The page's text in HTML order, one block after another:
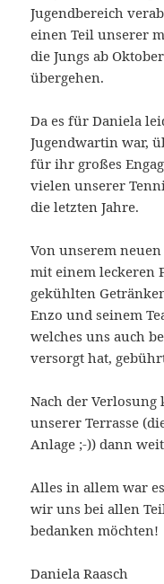
Jugendbereich
einen Teil unserer
die Jungs ab
übergehen.
Da es für Daniela
Jugendwartin war,
für ihr großes
vielen unserer
die letzten Jahre.
Von unserem
mit einem leckeren
gekühlten
Enzo und seinem
welches uns auch
versorgt hat,
Nach der
unserer Terrasse
Anlage ;-)) dann
Alles in allem war
wir uns bei allen
bedanken möchten!
Daniela Raasch